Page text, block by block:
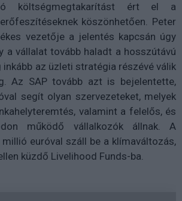
költségmegtakarítást ért el a
köszönhetően. Peter
vezetője a jelentés kapcsán úgy
a vállalat tovább haladt a hosszútávú
inkább az üzleti stratégia részévé válik
Az SAP tovább azt is bejelentette,
segít olyan szervezeteket, melyek
valamint a felelős, és
működő vállalkozók állnak. A
euróval száll be a klímaváltozás,
küzdő Livelihood Funds-ba.